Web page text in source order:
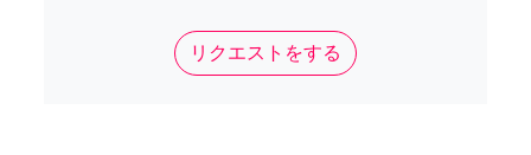
リクエストをする